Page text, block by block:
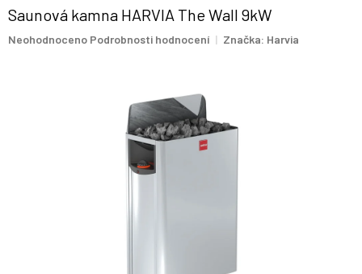
Saunová kamna HARVIA The Wall 9kW
Průměrné
Neohodnoceno Podrobnosti hodnocení Značka: Harvia